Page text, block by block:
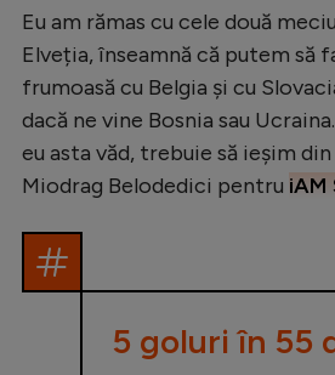
Eu am rămas cu cele două
Elveția, înseamnă că putem să
frumoasă cu Belgia și cu
dacă ne vine Bosnia sau
eu asta văd, trebuie să ieșim
Miodrag Belodedici pentru iAM
5 goluri în 55